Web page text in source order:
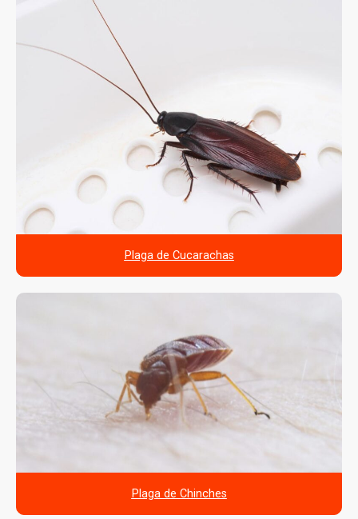
Plaga de Cucarachas
Plaga de Chinches